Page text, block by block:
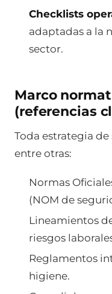
Checklists
adaptadas a la
sector.
Marco
(referencias
Toda estrategia
entre otras:
Normas
(NOM de
Lineamientos
riesgos
Reglamentos
higiene.